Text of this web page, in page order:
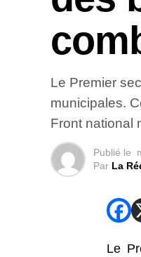
Le Premier
municipales.
Front national
Publié le
Par La
Le